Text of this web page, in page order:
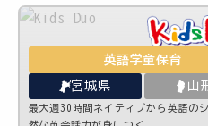
英語学童保育
宮城県 山
最大週30時間ネイティブから英語の